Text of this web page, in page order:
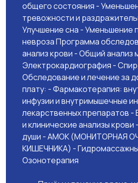
общего состояния -
тревожности и
Улучшение сна - Уменьшение
невроза Программа
анализ крови - Общий анализ
Электрокардиография -
Обследование и лечение за
плату: - Фармакотерапия:
инфузии и внутримышечные
лекарственных препаратов -
и клинические анализы
души - АМОК (МОНИТОРНАЯ
КИШЕЧНИКА) -
Озонотерапия